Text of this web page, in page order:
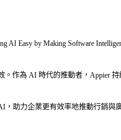
Easy by Making Software
。作為 AI 時代的推動者，Appier
，助力企業更有效率地推動行銷與